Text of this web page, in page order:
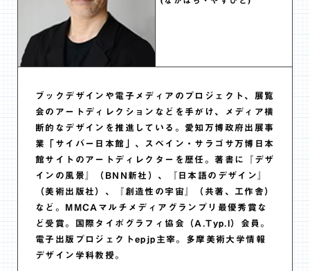
ブックデザインや電子メディアのプロジェクト、展覧
会のアートディレクションなどを手がけ、メディア横
断的なデザインを推進している。愛知万博政府出展事
業「サイバー日本館」、スペイン・サラゴサ万博日本
館サイトのアートディレクターを歴任。著書に『デザ
インの風景』（BNN新社）、『日本語のデザイン』
（美術出版社）、『創造性の宇宙』（共著、工作舎）
など。MMCAマルチメディアグランプリ最優秀賞な
ど受賞。国際タイポグラフィ協会（A.Typ.I）会員。
電子出版プロジェクトepjp主宰。多摩美術大学情報
デザイン学科教授。